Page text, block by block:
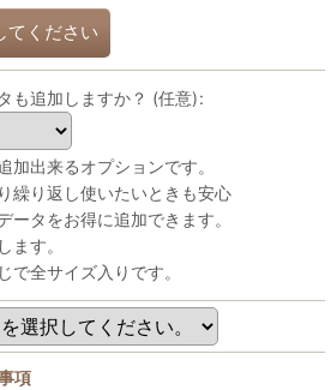
てください
も追加しますか？ (任意):
加出来るオプションです。
繰り返し使いたいときも安心
ータをお得に追加できます。
ます。
で全サイズ入りです。
項